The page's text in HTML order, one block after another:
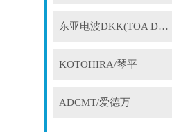
东亚电波DKK(TOA DKK)
KOTOHIRA/琴平
ADCMT/爱德万